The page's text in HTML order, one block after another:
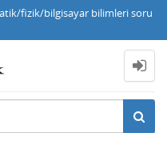
fizik/bilgisayar bilimleri soru